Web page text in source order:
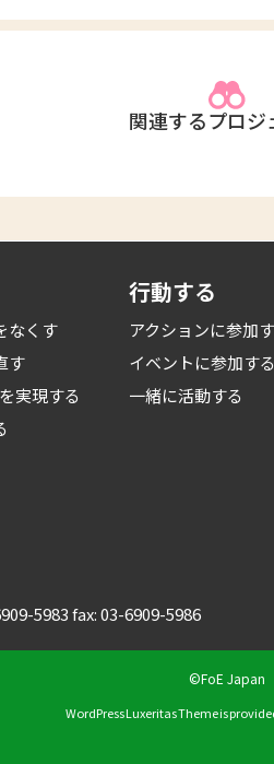
関連するプロジ
なくす
す
実現する
行動する
アクションに参加
イベントに参加する
一緒に活動する
5983 fax: 03-6909-5986
©FoE Japan
WordPress Luxeritas Theme is